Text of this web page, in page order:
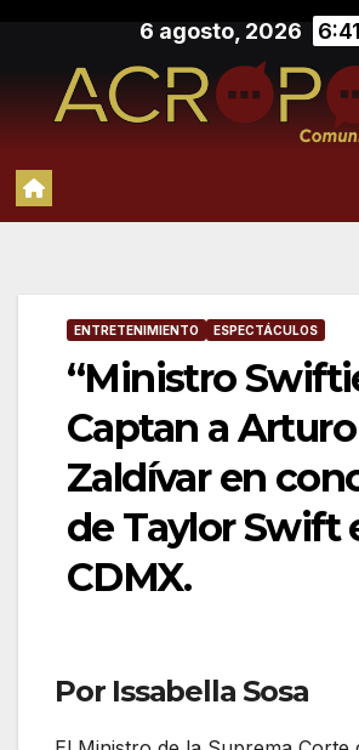
contenido
6 agosto, 2026
ENTRETENIMIENTO ESPECTÁCULOS
“Ministro
Captan a Arturo
Zaldívar en
de Taylor Swift
CDMX.
Por Issabella Sosa